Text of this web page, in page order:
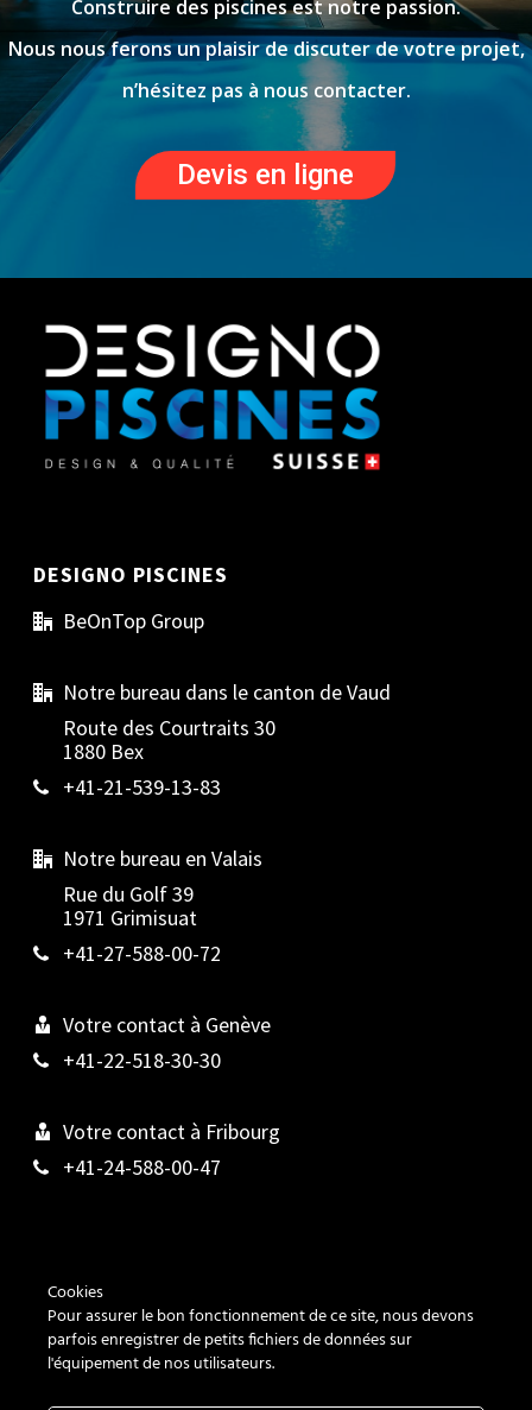
Construire des piscines est notre passion.
Nous nous ferons un plaisir de discuter de votre projet,
n’hésitez pas à nous contacter.
Devis en ligne
Contact
Cookies
Vie privée
DESIGNO PISCINES
BeOnTop Group
Notre bureau dans le canton de Vaud
Route des Courtraits 30
1880 Bex
+41-21-539-13-83
Notre bureau en Valais
Rue du Golf 39
1971 Grimisuat
+41-27-588-00-72
Votre contact à Genève
+41-22-518-30-30
Votre contact à Fribourg
+41-24-588-00-47
Cookies
Pour assurer le bon fonctionnement de ce site, nous devons
parfois enregistrer de petits fichiers de données sur
l'équipement de nos utilisateurs.